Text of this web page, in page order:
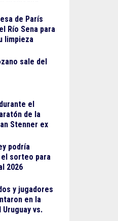
de París
Río Sena para
limpieza
sale del
el
de la
Stenner ex
podría
sorteo para
2026
y jugadores
en la
vs.